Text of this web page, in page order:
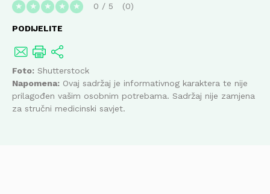
★ ★ ★ ★ ★ 0 / 5 0
PODIJELITE
Foto: Shutterstock
Napomena: Ovaj sadržaj je informativnog karaktera te nije
prilagođen vašim osobnim potrebama. Sadržaj nije zamjena
za stručni medicinski savjet.